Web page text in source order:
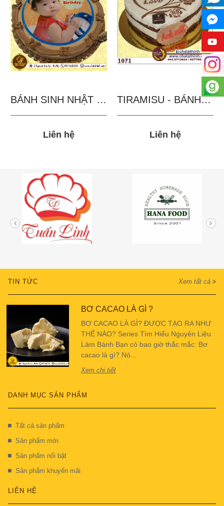
BÁNH SINH NHẬT IN...
Liên hệ
TIRAMISU - BÁNH TẶNG...
Liên hệ
TIN TỨC Xem tất cả
BƠ CACAO LÀ GÌ ?
BƠ CACAO LÀ GÌ? ĐƯỢC TẠO RA NHƯ
THẾ NÀO? Series Tìm Hiểu Nguyên Liệu
Làm Bánh Bạn có bao giờ thắc mắc: Bơ
cacao là gì? Nó...
Xem chi tiết
DANH MỤC SẢN PHẨM
Tất cả sản phẩm
Sản phẩm mới
Sản phẩm nổi bật
Sản phẩm khuyến mãi
LIÊN HỆ